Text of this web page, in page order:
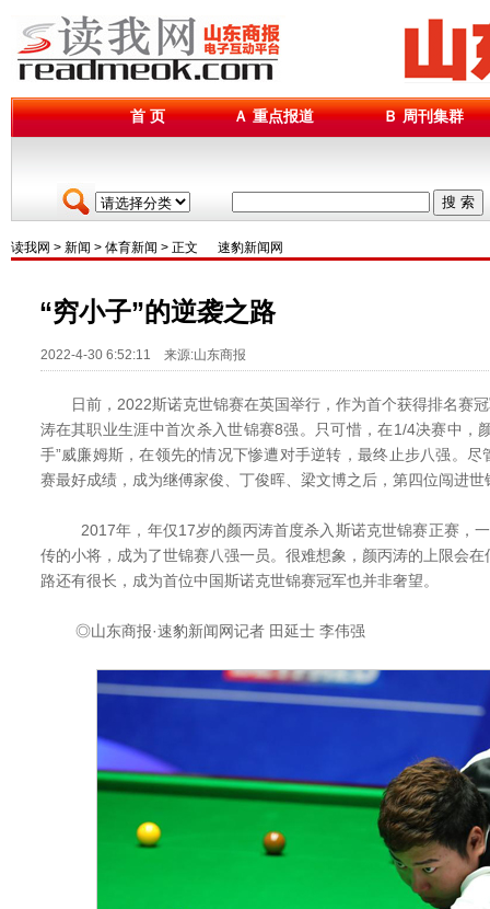
首 页 Ａ 重点报道 Ｂ 周刊集群
搜 索
读我网 > 新闻 > 体育新闻 > 正文 速豹新闻网
“穷小子”的逆袭之路
2022-4-30 6:52:11 来源:山东商报
日前，2022斯诺克世锦赛在英国举行，作为首个获得排名赛冠
涛在其职业生涯中首次杀入世锦赛8强。只可惜，在1/4决赛中，
手”威廉姆斯，在领先的情况下惨遭对手逆转，最终止步八强。
赛最好成绩，成为继傅家俊、丁俊晖、梁文博之后，第四位闯
2017年，年仅17岁的颜丙涛首度杀入斯诺克世锦赛正赛，一
传的小将，成为了世锦赛八强一员。很难想象，颜丙涛的上限会
路还有很长，成为首位中国斯诺克世锦赛冠军也并非奢望。
◎山东商报·速豹新闻网记者 田延士 李伟强